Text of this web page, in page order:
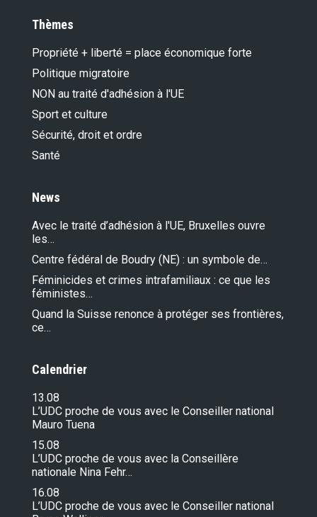
Thèmes
Propriété + liberté = place économique forte
Politique migratoire
NON au traité d'adhésion à l'UE
Sport et culture
Sécurité, droit et ordre
Santé
News
Avec le traité d’adhésion à l'UE, Bruxelles ouvre
les…
Centre fédéral de Boudry (NE) : un symbole de…
Féminicides et crimes intrafamiliaux : ce que les
féministes…
Quand la Suisse renonce à protéger ses frontières,
ce…
Calendrier
13.08
L’UDC proche de vous avec le Conseiller national
Mauro Tuena
15.08
L’UDC proche de vous avec la Conseillère
nationale Nina Fehr…
16.08
L’UDC proche de vous avec le Conseiller national